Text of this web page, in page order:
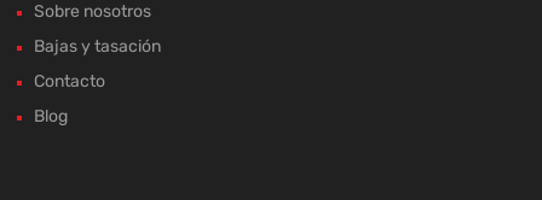
Sobre nosotros
Bajas y tasación
Contacto
Blog